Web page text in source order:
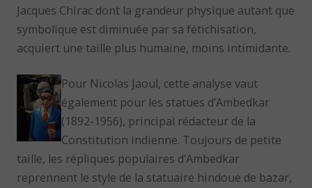
Jacques Chirac dont la grandeur physique autant que
symbolique est diminuée par sa fétichisation,
acquiert une taille plus humaine, moins intimidante.
Pour Nicolas Jaoul, cette analyse vaut
également pour les statues d’Ambedkar
(1892-1956), principal rédacteur de la
Constitution indienne. Toujours de petite
taille, les répliques populaires d’Ambedkar
reprennent le style de la statuaire hindoue de bazar,